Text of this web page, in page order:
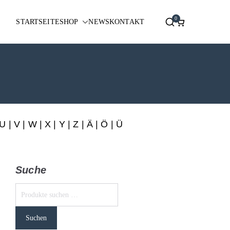
STARTSEITESHOP NEWSKONTAKT 0
U V W|X Y|Z Ä| Ö | Ü
Suche
Suchen